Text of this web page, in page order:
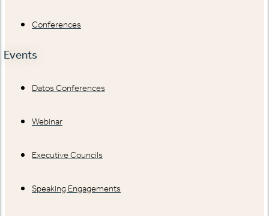
Conferences
Events
Datos Conferences
Webinar
Executive Councils
Speaking Engagements